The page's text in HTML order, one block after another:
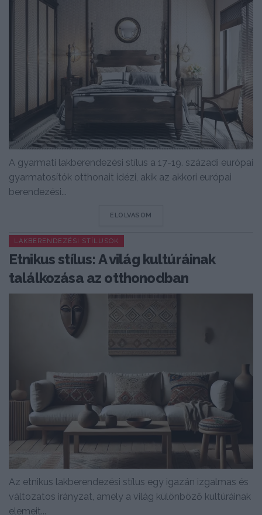
A gyarmati lakberendezési stílus a 17-19. századi európai
gyarmatosítók otthonait idézi, akik az akkori európai
berendezési...
ELOLVASOM
LAKBERENDEZÉSI STÍLUSOK
Etnikus stílus: A világ kultúráinak
találkozása az otthonodban
Az etnikus lakberendezési stílus egy igazán izgalmas és
változatos irányzat, amely a világ különböző kultúráinak
elemeit...